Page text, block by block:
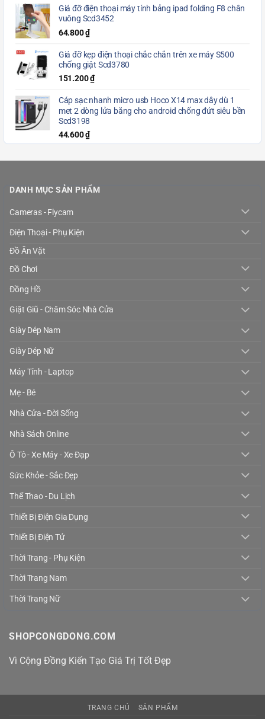
Giá đỡ điện thoại máy tính bảng ipad folding F8 chân
vuông Scd3452
64.800₫
Giá đỡ kẹp điện thoại chắc chắn trên xe máy S500
chống giật Scd3780
151.200₫
Cáp sạc nhanh micro usb Hoco X14 max dây dù 1
met 2 dòng lửa băng cho android chống đứt siêu bền
Scd3198
44.600₫
DANH MỤC SẢN PHẨM
Cameras - Flycam
Điện Thoại - Phụ Kiện
Đồ Ăn Vặt
Đồ Chơi
Đồng Hồ
Giặt Giũ - Chăm Sóc Nhà Cửa
Giày Dép Nam
Giày Dép Nữ
Máy Tính - Laptop
Mẹ - Bé
Nhà Cửa - Đời Sống
Nhà Sách Online
Ô Tô - Xe Máy - Xe Đạp
Sức Khỏe - Sắc Đẹp
Thể Thao - Du Lịch
Thiết Bị Điện Gia Dụng
Thiết Bị Điện Tử
Thời Trang - Phụ Kiện
Thời Trang Nam
Thời Trang Nữ
SHOPCONGDONG.COM
Vì Cộng Đồng Kiến Tạo Giá Trị Tốt Đẹp
TRANG CHỦ SẢN PHẨM